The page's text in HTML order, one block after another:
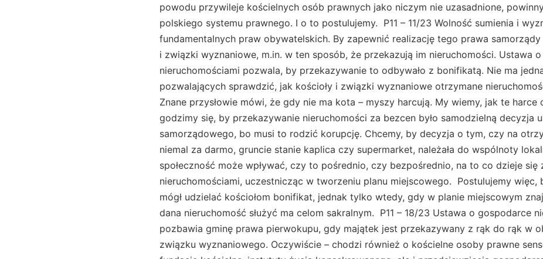
powodu przywileje kościelnych osób prawnych jako niczym nie uzasadnione,
polskiego systemu prawnego. I o to postulujemy. P11 – 11/23 Wolność sumienia i
fundamentalnych praw obywatelskich. By zapewnić realizację tego prawa samorządy
i związki wyznaniowe, m.in. w ten sposób, że przekazują im nieruchomości. Ustawa
nieruchomościami pozwala, by przekazywanie to odbywało z bonifikatą. Nie ma
pozwalających sprawdzić, jak kościoły i związki wyznaniowe otrzymane
Znane przysłowie mówi, że gdy nie ma kota – myszy harcują. My wiemy, jak te harce
godzimy się, by przekazywanie nieruchomości za bezcen było samodzielną decyzja
samorządowego, bo musi to rodzić korupcję. Chcemy, by decyzja o tym, czy na
niemal za darmo, gruncie stanie kaplica czy supermarket, należała do wspólnoty
społeczność może wpływać, czy to pośrednio, czy bezpośrednio, na to co dzieje się
nieruchomościami, uczestnicząc w tworzeniu planu miejscowego. Postulujemy więc,
mógł udzielać kościołom bonifikat, jednak tylko wtedy, gdy w planie miejscowym
dana nieruchomość służyć ma celom sakralnym. P11 – 18/23 Ustawa o gospodarce
pozbawia gminę prawa pierwokupu, gdy majątek jest przekazywany z rąk do rąk w
związku wyznaniowego. Oczywiście – chodzi również o kościelne osoby prawne